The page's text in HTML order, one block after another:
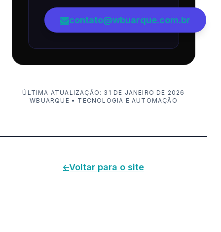
contato@wbuarque.com.br
ÚLTIMA ATUALIZAÇÃO: 31 DE JANEIRO DE 2026
WBUARQUE • TECNOLOGIA E AUTOMAÇÃO
Voltar para o site